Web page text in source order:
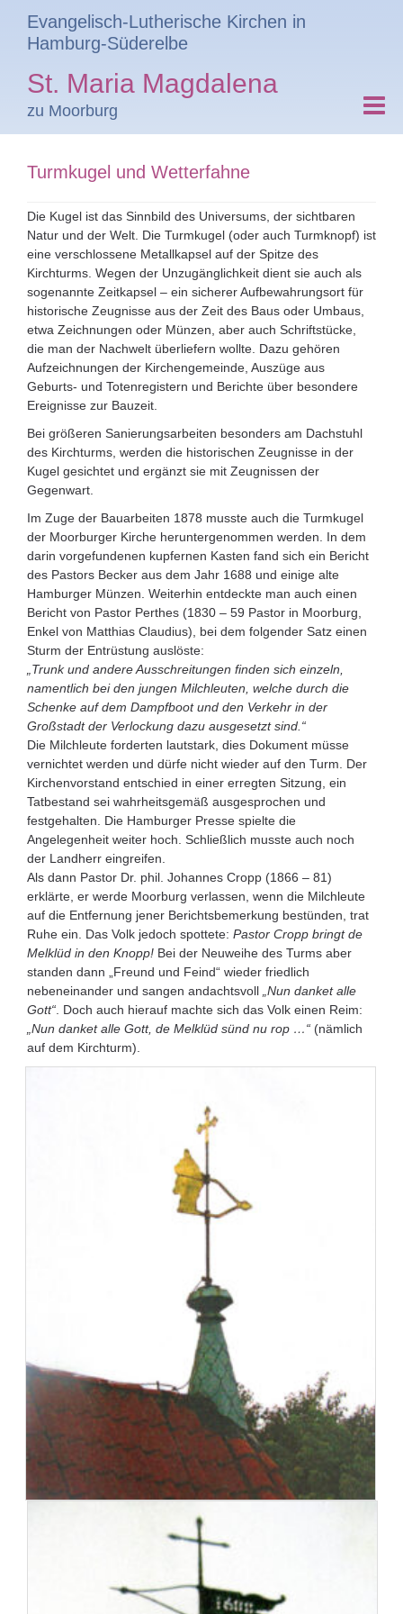
Evangelisch-Lutherische Kirchen in
Hamburg-Süderelbe
St. Maria Magdalena
zu Moorburg
Turmkugel und Wetterfahne
Die Kugel ist das Sinnbild des Universums, der sichtbaren
Natur und der Welt. Die Turmkugel (oder auch Turmknopf) ist
eine verschlossene Metallkapsel auf der Spitze des
Kirchturms. Wegen der Unzugänglichkeit dient sie auch als
sogenannte Zeitkapsel – ein sicherer Aufbewahrungsort für
historische Zeugnisse aus der Zeit des Baus oder Umbaus,
etwa Zeichnungen oder Münzen, aber auch Schriftstücke,
die man der Nachwelt überliefern wollte. Dazu gehören
Aufzeichnungen der Kirchengemeinde, Auszüge aus
Geburts- und Totenregistern und Berichte über besondere
Ereignisse zur Bauzeit.
Bei größeren Sanierungsarbeiten besonders am Dachstuhl
des Kirchturms, werden die historischen Zeugnisse in der
Kugel gesichtet und ergänzt sie mit Zeugnissen der
Gegenwart.
Im Zuge der Bauarbeiten 1878 musste auch die Turmkugel
der Moorburger Kirche heruntergenommen werden. In dem
darin vorgefundenen kupfernen Kasten fand sich ein Bericht
des Pastors Becker aus dem Jahr 1688 und einige alte
Hamburger Münzen. Weiterhin entdeckte man auch einen
Bericht von Pastor Perthes (1830 – 59 Pastor in Moorburg,
Enkel von Matthias Claudius), bei dem folgender Satz einen
Sturm der Entrüstung auslöste:
„Trunk und andere Ausschreitungen finden sich einzeln,
namentlich bei den jungen Milchleuten, welche durch die
Schenke auf dem Dampfboot und den Verkehr in der
Großstadt der Verlockung dazu ausgesetzt sind.“
Die Milchleute forderten lautstark, dies Dokument müsse
vernichtet werden und dürfe nicht wieder auf den Turm. Der
Kirchenvorstand entschied in einer erregten Sitzung, ein
Tatbestand sei wahrheitsgemäß ausgesprochen und
festgehalten. Die Hamburger Presse spielte die
Angelegenheit weiter hoch. Schließlich musste auch noch
der Landherr eingreifen.
Als dann Pastor Dr. phil. Johannes Cropp (1866 – 81)
erklärte, er werde Moorburg verlassen, wenn die Milchleute
auf die Entfernung jener Berichtsbemerkung bestünden, trat
Ruhe ein. Das Volk jedoch spottete: Pastor Cropp bringt de
Melklüd in den Knopp! Bei der Neuweihe des Turms aber
standen dann „Freund und Feind“ wieder friedlich
nebeneinander und sangen andachtsvoll „Nun danket alle
Gott“ . Doch auch hierauf machte sich das Volk einen Reim:
„Nun danket alle Gott, de Melklüd sünd nu rop …“ (nämlich
auf dem Kirchturm).